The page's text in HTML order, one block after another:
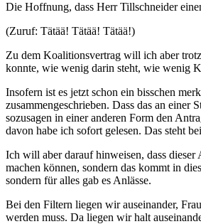
Die Hoffnung, dass Herr Tillschneider
(Zuruf: Tätää! Tätää! Tätää!)
Zu dem Koalitionsvertrag will ich aber
konnte, wie wenig darin steht, wie wenig
Insofern ist es jetzt schon ein bisschen
zusammengeschrieben. Dass das an
sozusagen in einer anderen Form den
davon habe ich sofort gelesen. Das steht
Ich will aber darauf hinweisen, dass
machen können, sondern das kommt in
sondern für alles gab es Anlässe.
Bei den Filtern liegen wir auseinander,
werden muss. Da liegen wir halt